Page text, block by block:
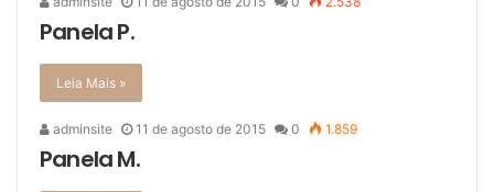
Panela P.
Leia Mais »
adminsite 11 de agosto de 2015 0 1.859
Panela M.